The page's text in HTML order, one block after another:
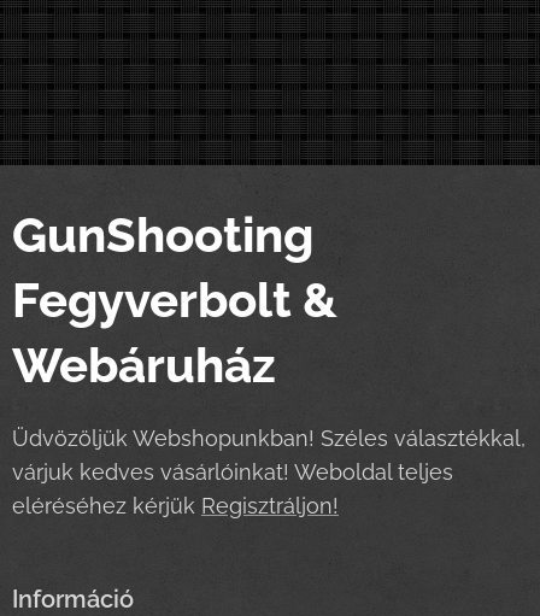
GunShooting
Fegyverbolt &
Webáruház
Üdvözöljük Webshopunkban! Széles választékkal,
várjuk kedves vásárlóinkat! Weboldal teljes
eléréséhez kérjük Regisztráljon!
Információ